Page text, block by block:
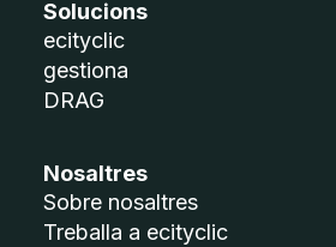
Solucions
ecityclic
gestiona
DRAG
Nosaltres
Sobre nosaltres
Treballa a ecityclic